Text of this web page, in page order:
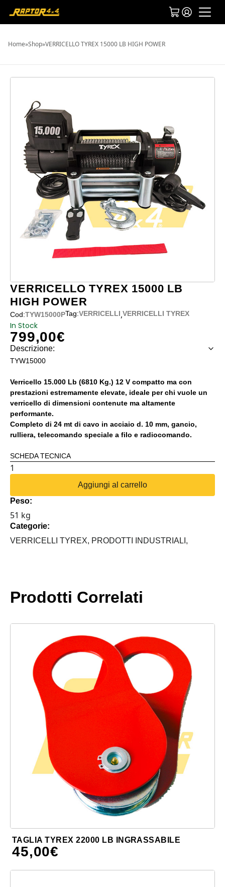
Home»Shop»VERRICELLO TYREX 15000 LB HIGH POWER
VERRICELLO TYREX 15000 LB
HIGH POWER
Cod:TYW15000PTag:VERRICELLI,VERRICELLI TYREX
In Stock
799,00€
Descrizione:
TYW15000
Verricello 15.000 Lb (6810 Kg.) 12 V compatto ma con
prestazioni estremamente elevate, ideale per chi vuole un
verricello di dimensioni contenute ma altamente
performante.
Completo di 24 mt di cavo in acciaio d. 10 mm, gancio,
rulliera, telecomando speciale a filo e radiocomando.
SCHEDA TECNICA
VERRICELLO
LB
HIGH
POWER
quantità
Aggiungi al carrello
Peso:
51 kg
Categorie:
VERRICELLI TYREX, PRODOTTI INDUSTRIALI,
Prodotti Correlati
TAGLIA TYREX 22000 LB INGRASSABILE
45,00€